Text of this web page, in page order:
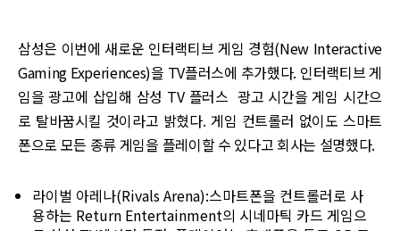
삼성은 이번에 새로운 인터랙티브 게임 경험(New Interactive
Gaming Experiences)을 TV플러스에 추가했다. 인터랙티브 게
임을 광고에 삽입해 삼성 TV 플러스 광고 시간을 게임 시간으
로 탈바꿈시킬 것이라고 밝혔다. 게임 컨트롤러 없이도 스마트
폰으로 모든 종류 게임을 플레이할 수 있다고 회사는 설명했다.
라이벌 아레나(Rivals Arena):스마트폰을 컨트롤러로 사
용하는 Return Entertainment의 시네마틱 카드 게임으